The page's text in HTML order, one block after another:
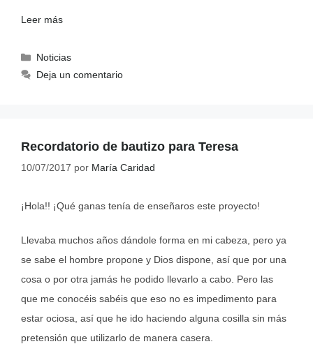
Leer más
Noticias
Deja un comentario
Recordatorio de bautizo para Teresa
10/07/2017 por María Caridad
¡Hola!! ¡Qué ganas tenía de enseñaros este proyecto!
Llevaba muchos años dándole forma en mi cabeza, pero ya
se sabe el hombre propone y Dios dispone, así que por una
cosa o por otra jamás he podido llevarlo a cabo. Pero las
que me conocéis sabéis que eso no es impedimento para
estar ociosa, así que he ido haciendo alguna cosilla sin más
pretensión que utilizarlo de manera casera.